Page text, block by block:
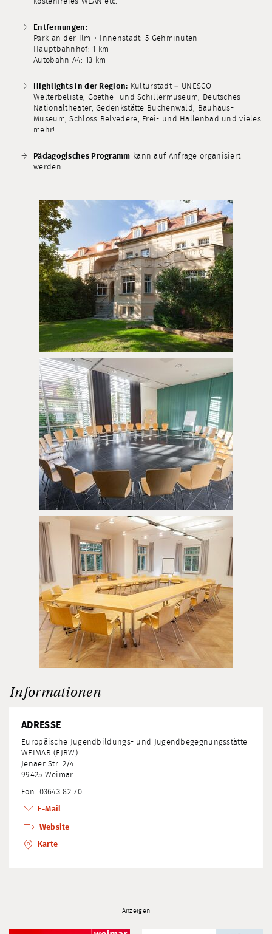
kostenfreies WLAN etc.
Entfernungen:
Park an der Ilm + Innenstadt: 5 Gehminuten
Hauptbahnhof: 1 km
Autobahn A4: 13 km
Highlights in der Region: Kulturstadt – UNESCO-
Welterbeliste, Goethe- und Schillermuseum, Deutsches
Nationaltheater, Gedenkstätte Buchenwald, Bauhaus-
Museum, Schloss Belvedere, Frei- und Hallenbad und vieles
mehr!
Pädagogisches Programm kann auf Anfrage organisiert
werden.
Informationen
ADRESSE
Europäische Jugendbildungs- und Jugendbegegnungsstätte
WEIMAR (EJBW)
Jenaer Str. 2/4
99425 Weimar
Fon: 03643 82 70
E-Mail
Website
Karte
Anzeigen